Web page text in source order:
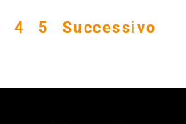
4 5
Successivo